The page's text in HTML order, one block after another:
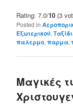
Rating: 7.0/10 (3
Posted in
Εξωτερικού,
παλερμο,παρμα,
Μαγικές